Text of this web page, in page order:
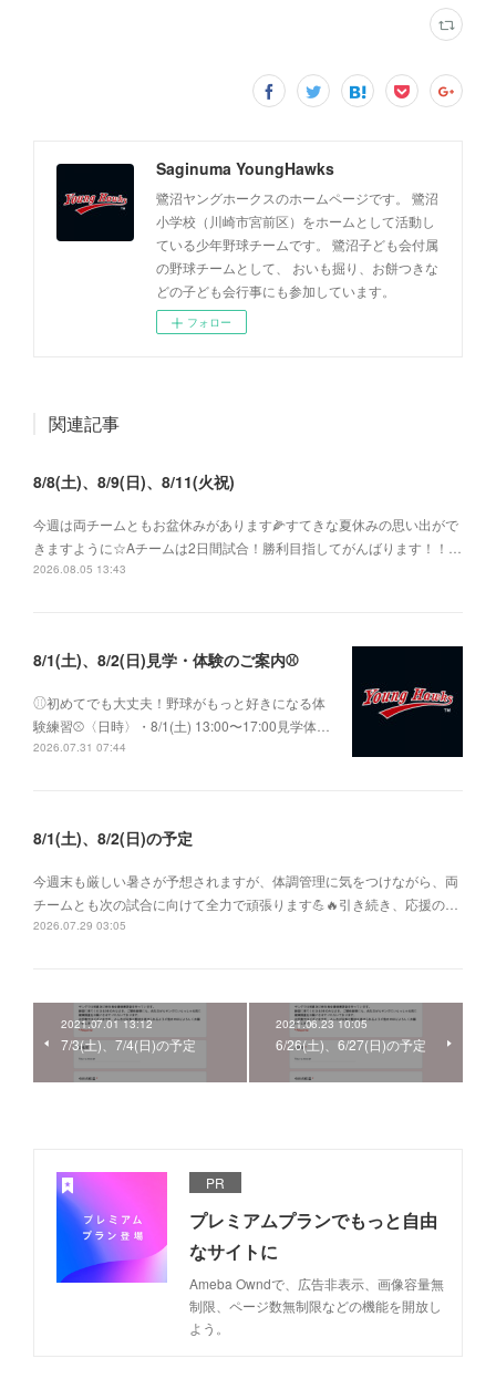
Saginuma YoungHawks
鷺沼ヤングホークスのホームページです。 鷺沼
小学校（川崎市宮前区）をホームとして活動し
ている少年野球チームです。 鷺沼子ども会付属
の野球チームとして、 おいも掘り、お餅つきな
どの子ども会行事にも参加しています。
フォロー
関連記事
8/8(土)、8/9(日)、8/11(火祝)
今週は両チームともお盆休みがあります🌽すてきな夏休みの思い出がで
きますように☆Aチームは2日間試合！勝利目指してがんばります！！…
2026.08.05 13:43
8/1(土)、8/2(日)見学・体験のご案内⚾️
⚾︎初めてでも大丈夫！野球がもっと好きになる体
験練習⚾〈日時〉・8/1(土) 13:00〜17:00見学体…
2026.07.31 07:44
8/1(土)、8/2(日)の予定
今週末も厳しい暑さが予想されますが、体調管理に気をつけながら、両
チームとも次の試合に向けて全力で頑張ります💪🔥引き続き、応援の…
2026.07.29 03:05
2021.07.01 13:12
7/3(土)、7/4(日)の予定
2021.06.23 10:05
6/26(土)、6/27(日)の予定
PR
プレミアムプランでもっと自由
なサイトに
Ameba Owndで、広告非表示、画像容量無
制限、ページ数無制限などの機能を開放し
よう。